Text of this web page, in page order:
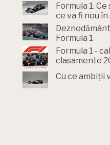
Formula 1.
ce va fi nou
Formula 1
Formula 1 -
clasamente
Cu ce ambiții